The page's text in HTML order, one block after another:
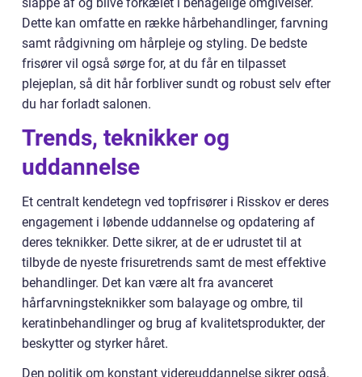
Dette kan omfatte en række hårbehandlinger, farvning
samt rådgivning om hårpleje og styling. De bedste
frisører vil også sørge for, at du får en tilpasset
plejeplan, så dit hår forbliver sundt og robust selv efter
du har forladt salonen.
Trends, teknikker og
uddannelse
Et centralt kendetegn ved topfrisører i Risskov er deres
engagement i løbende uddannelse og opdatering af
deres teknikker. Dette sikrer, at de er udrustet til at
tilbyde de nyeste frisuretrends samt de mest effektive
behandlinger. Det kan være alt fra avanceret
hårfarvningsteknikker som balayage og ombre, til
keratinbehandlinger og brug af kvalitetsprodukter, der
beskytter og styrker håret.
Den politik om konstant videreuddannelse sikrer også,